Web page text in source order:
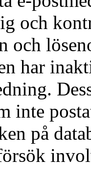
och
och
har
inte
på